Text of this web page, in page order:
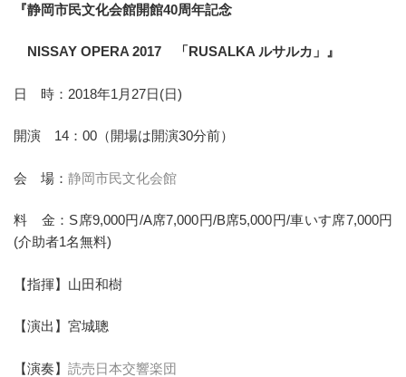
『静岡市民文化会館開館40周年記念
NISSAY OPERA 2017 「RUSALKA ルサルカ」』
日 時：2018年1月27日(日)
開演 14：00（開場は開演30分前）
会 場： 静岡市民文化会館
料 金：S席9,000円/A席7,000円/B席5,000円/車いす席7,000円
(介助者1名無料)
【指揮】山田和樹
【演出】宮城聰
【演奏】 読売日本交響楽団